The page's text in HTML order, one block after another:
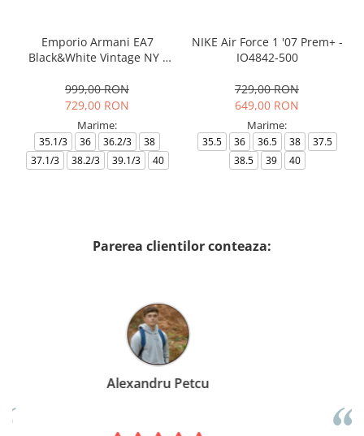
Emporio Armani EA7
Black&White Vintage NY -
999,00 RON
729,00 RON
Marime:
35.1/3 36 36.2/3
38
37.1/3
38.2/3 39.1/3 40
NIKE Air Force 1 '07 Prem+ -
IO4842-500
729,00 RON
649,00 RON
Marime:
35.5 36 36.5 38
37.5
38.5
39 40
Parerea clientilor conteaza:
Birzoi Miruna